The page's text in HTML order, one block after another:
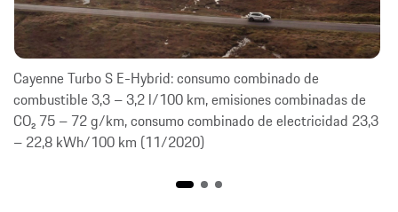
Cayenne Turbo S E-Hybrid: consumo combinado de
combustible 3,3 – 3,2 l/100 km, emisiones combinadas de
CO₂ 75 – 72 g/km, consumo combinado de electricidad 23,3
– 22,8 kWh/100 km (11/2020)